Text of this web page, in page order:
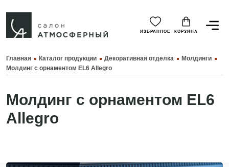
ИЗБРАННОЕ КОРЗИНА
Главная Каталог продукции Декоративная отделка
Молдинги
Молдинг с орнаментом EL6 Allegro
Молдинг с орнаментом EL6
Allegro